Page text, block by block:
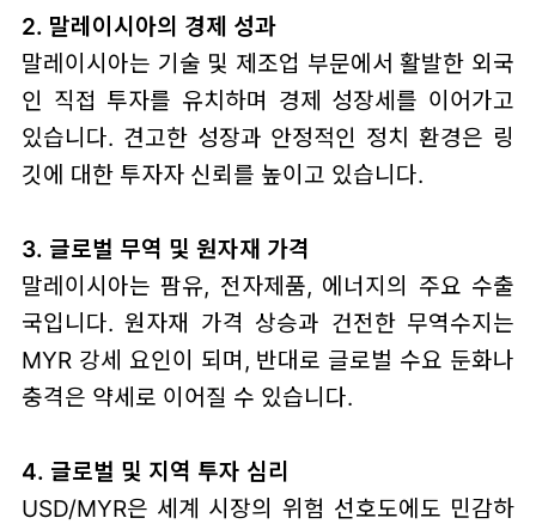
2. 말레이시아의 경제 성과
말레이시아는 기술 및 제조업 부문에서 활발한 외국
인 직접 투자를 유치하며 경제 성장세를 이어가고
있습니다. 견고한 성장과 안정적인 정치 환경은 링
깃에 대한 투자자 신뢰를 높이고 있습니다.
3. 글로벌 무역 및 원자재 가격
말레이시아는 팜유, 전자제품, 에너지의 주요 수출
국입니다. 원자재 가격 상승과 건전한 무역수지는
MYR 강세 요인이 되며, 반대로 글로벌 수요 둔화나
충격은 약세로 이어질 수 있습니다.
4. 글로벌 및 지역 투자 심리
USD/MYR은 세계 시장의 위험 선호도에도 민감하